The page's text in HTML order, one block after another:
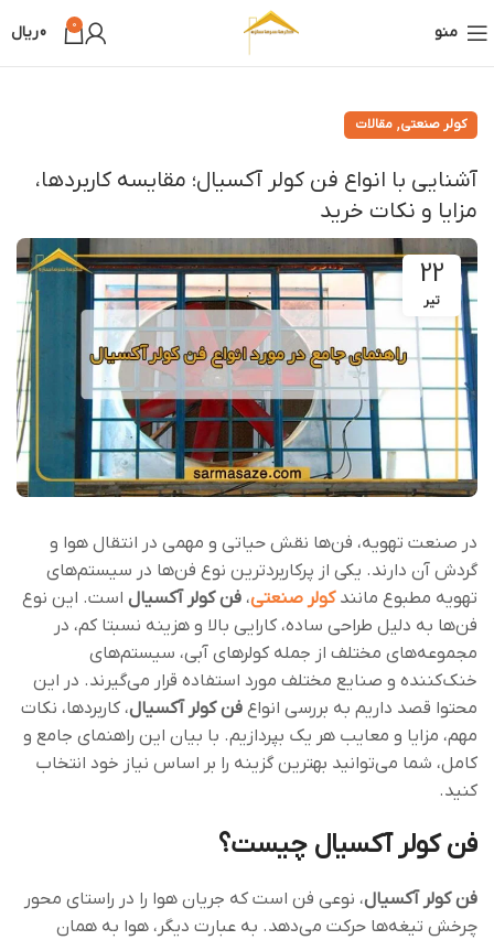
منو 0
0ریال
کولر صنعتی, مقالات
آشنایی با انواع فن کولر آکسیال؛ مقایسه کاربردها،
مزایا و نکات خرید
22
تیر
در صنعت تهویه، فن‌ها نقش حیاتی و مهمی در انتقال هوا و
گردش آن دارند. یکی از پرکاربردترین نوع فن‌ها در سیستم‌های
تهویه مطبوع مانندکولر صنعتی، فن کولر آکسیال است. این نوع
فن‌ها به دلیل طراحی ساده، کارایی بالا و هزینه نسبتا کم، در
مجموعه‌های مختلف از جمله کولرهای آبی، سیستم‌های
خنک‌کننده و صنایع مختلف مورد استفاده قرار می‌گیرند. در این
محتوا قصد داریم به بررسی انواع فن کولر آکسیال، کاربردها، نکات
مهم، مزایا و معایب هر یک بپردازیم. با بیان این راهنمای جامع و
کامل، شما می‌توانید بهترین گزینه را بر اساس نیاز خود انتخاب
کنید.
فن کولر آکسیال چیست؟
فن کولر آکسیال، نوعی فن است که جریان هوا را در راستای محور
چرخش تیغه‌ها حرکت می‌دهد. به عبارت دیگر، هوا به همان